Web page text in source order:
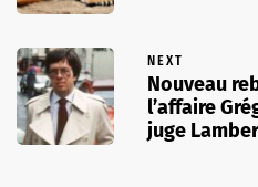
NEXT
Nouveau
l’affaire
juge